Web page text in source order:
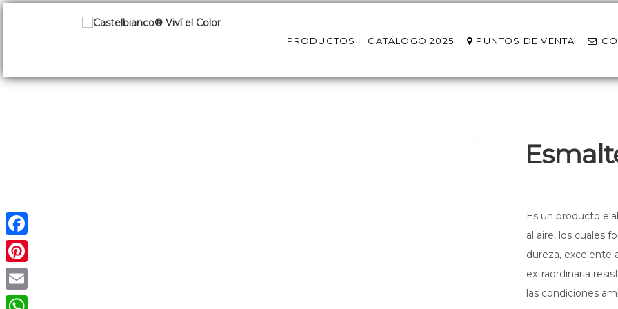
PRODUCTOS CATÁLOGO 2025 PUNTOS DE VENTA
–
Es un producto
al aire, los cuales
dureza, excelente
extraordinaria
las condiciones
Facebook
Pinterest
Email